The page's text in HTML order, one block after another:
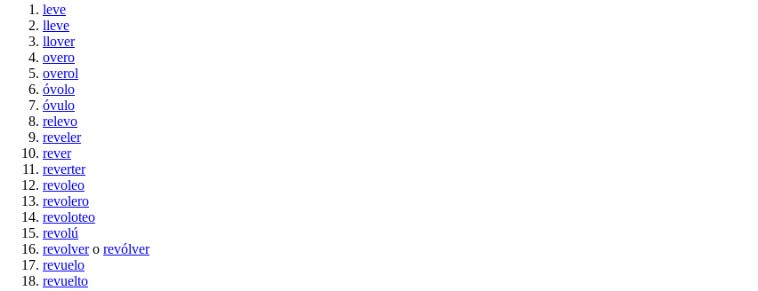
leve
lleve
llover
overo
overol
óvolo
óvulo
relevo
reveler
rever
reverter
revoleo
revolero
revoloteo
revolú
revolvero revólver
revuelo
revuelto